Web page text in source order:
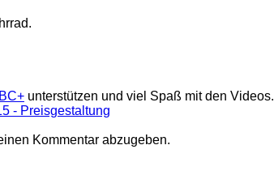
unterstützen und viel Spaß mit den Videos.
- Preisgestaltung
Kommentar abzugeben.